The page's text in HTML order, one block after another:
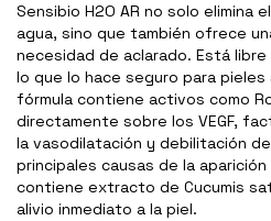
Sensibio H2O AR no solo elimina
agua, sino que también ofrece
necesidad de aclarado. Está
lo que lo hace seguro para pieles
fórmula contiene activos como
directamente sobre los VEGF,
la vasodilatación y debilitación
principales causas de la
contiene extracto de Cucumis
alivio inmediato a la piel.